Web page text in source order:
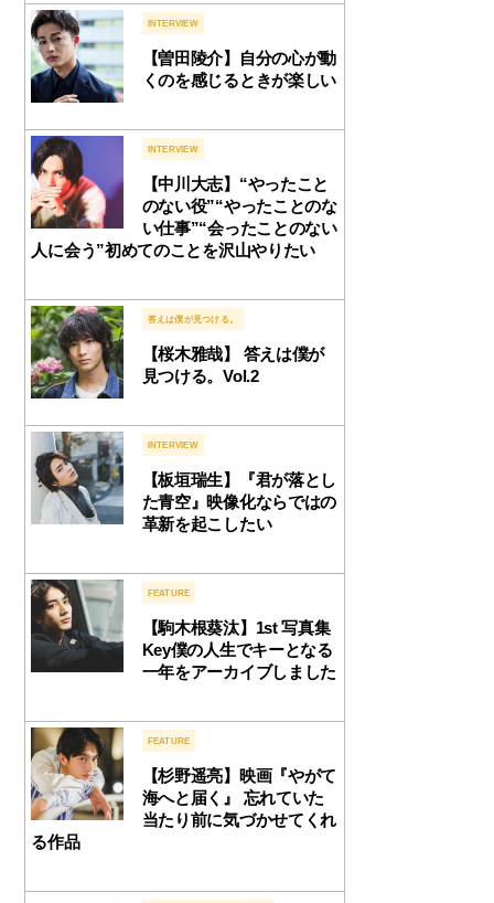
INTERVIEW
【曽田陵介】自分の心が動
くのを感じるときが楽しい
INTERVIEW
【中川大志】“やったこと
のない役”“やったことのな
い仕事”“会ったことのない
人に会う”初めてのことを沢山やりたい
答えは僕が見つける。
【桜木雅哉】 答えは僕が
見つける。Vol.2
INTERVIEW
【板垣瑞生】『君が落とし
た青空』映像化ならではの
革新を起こしたい
FEATURE
【駒木根葵汰】1st 写真集
Key僕の人生でキーとなる
一年をアーカイブしました
FEATURE
【杉野遥亮】映画『やがて
海へと届く』 忘れていた
当たり前に気づかせてくれ
る作品